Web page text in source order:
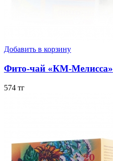
Добавить в корзину
Фито-чай «КМ-Мелисса»
574 тг